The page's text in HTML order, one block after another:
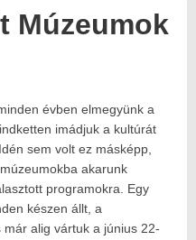
Múzeumok
évben elmegyünk a
imádjuk a kultúrát
sem volt ez másképp,
akarunk
programokra. Egy
készen állt, a
alig vártuk a június 22-